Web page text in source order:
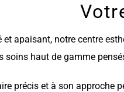
apaisant, notre centre
soins haut de gamme
précis et à son approche